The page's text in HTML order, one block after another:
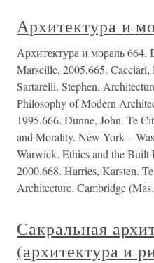
Архитектура и
Архитектура и мораль 664.
Marseille, 2005.665.
Sartarelli, Stephen.
Philosophy of Modern
1995.666. Dunne, John. Te
and Morality. New York –
Warwick. Ethics and the
2000.668. Harries, Karsten.
Architecture. Cambridge
Сакральная
(архитектура и